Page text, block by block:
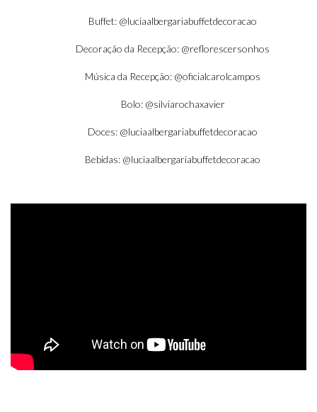
Buffet: @luciaalbergariabuffetdecoracao
Decoração da Recepção: @reflorescersonhos
Música da Recepção: @oficialcarolcampos
Bolo: @silviarochaxavier
Doces: @luciaalbergariabuffetdecoracao
Bebidas: @luciaalbergariabuffetdecoracao